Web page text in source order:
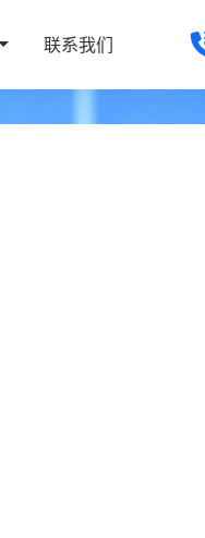
联系我们